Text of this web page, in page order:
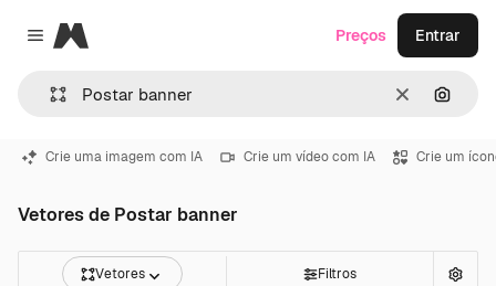
Close menu
Magnific
Limpar
Preços Entrar
Crie uma imagem com IA Crie um vídeo com IA Crie um
Vetores de Postar banner
Vetores Filtros